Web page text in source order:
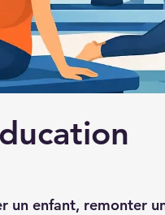
un enfant, remonter